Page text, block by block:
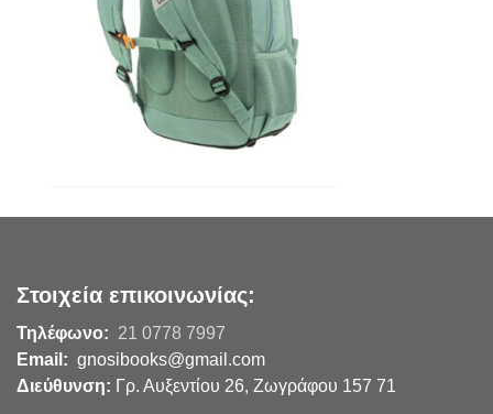
Στοιχεία επικοινωνίας:
Τηλέφωνο: 21 0778 7997
Email: gnosibooks@gmail.com
Διεύθυνση: Γρ. Αυξεντίου 26, Ζωγράφου 157 71